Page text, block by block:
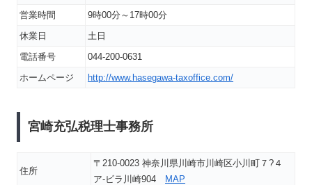
営業時間
9時00分～17時00分
休業日
土日
電話番号
044-200-0631
ホームページ
http://www.hasegawa-taxoffice.com/
宮崎充弘税理士事務所
住所
〒210-0023 神奈川県川崎市川崎区小川町７?４
ア-ビラ川崎904 MAP